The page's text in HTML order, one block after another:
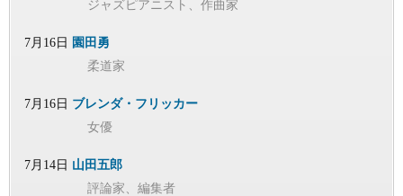
ジャズピアニスト、作曲家
7月16日 園田勇
柔道家
7月16日 ブレンダ・フリッカー
女優
7月14日 山田五郎
評論家、編集者